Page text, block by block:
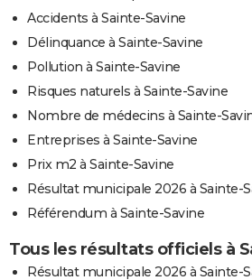
Accidents à Sainte-Savine
Délinquance à Sainte-Savine
Pollution à Sainte-Savine
Risques naturels à Sainte-Savine
Nombre de médecins à Sainte-
Entreprises à Sainte-Savine
Prix m2 à Sainte-Savine
Résultat municipale 2026 à Sainte-
Référendum à Sainte-Savine
Tous les résultats officiels à
Résultat municipale 2026 à Sainte-